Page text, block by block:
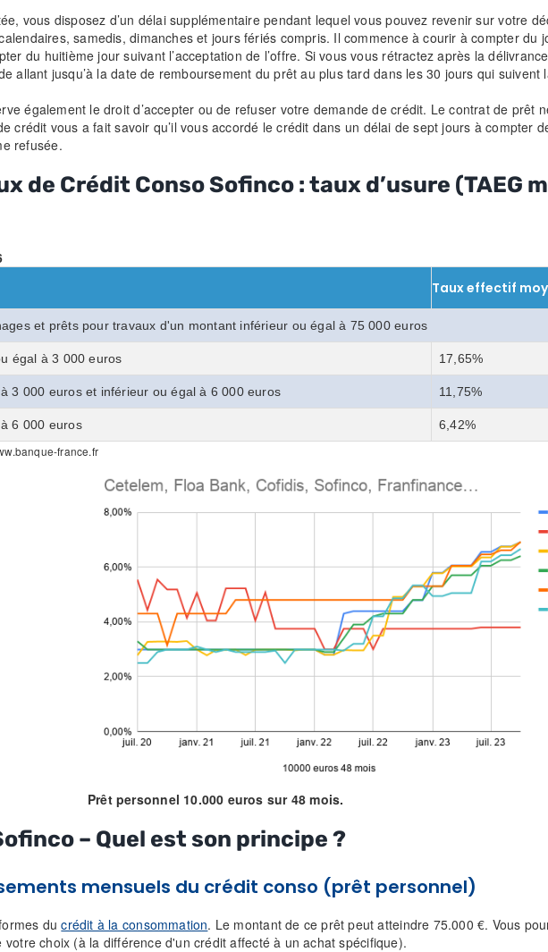
vous disposez d’un délai supplémentaire pendant lequel vous pouvez revenir sur votre
samedis, dimanches et jours fériés compris. Il commence à courir à compter du
du huitième jour suivant l’acceptation de l’offre. Si vous vous rétractez après la
allant jusqu’à la date de remboursement du prêt au plus tard dans les 30 jours qui suivent
également le droit d’accepter ou de refuser votre demande de crédit. Le contrat de prêt
crédit vous a fait savoir qu’il vous accordé le crédit dans un délai de sept jours à compter
refusée.
de Crédit Conso Sofinco : taux d’usure
Taux effectif
et prêts pour travaux d'un montant inférieur ou égal à 75 000 euros
égal à 3 000 euros 17,65%
3 000 euros et inférieur ou égal à 6 000 euros 11,75%
6 000 euros 6,42%
france.fr
Prêt personnel 10.000 euros sur 48 mois.
– Quel est son principe ?
mensuels du crédit conso (prêt personnel)
ducrédit à la consommation. Le montant de ce prêt peut atteindre 75.000 €. Vous
choix (à la différence d'un crédit affecté à un achat spécifique).